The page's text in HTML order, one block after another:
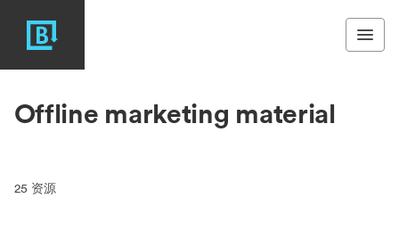
Offline marketing material
25 资源